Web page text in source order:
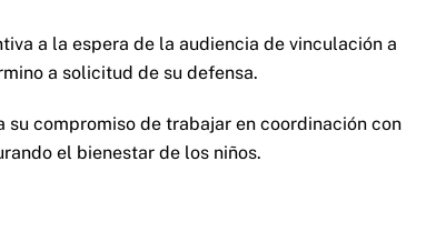
a la espera de la audiencia de vinculación a
a solicitud de su defensa.
compromiso de trabajar en coordinación con
el bienestar de los niños.